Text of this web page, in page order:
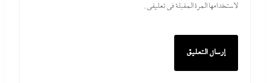
لاستخدامها المرة المقبلة في تعليقي.